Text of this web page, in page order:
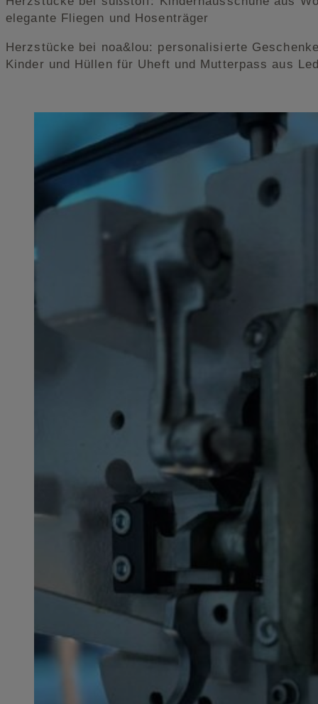
elegante Fliegen und Hosenträger
Herzstücke bei noa&lou: personalisierte
Kinder und Hüllen für Uheft und Mutterpass aus